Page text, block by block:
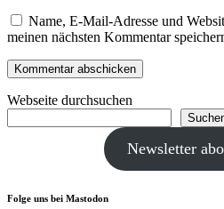
Name, E-Mail-Adresse und
meinen nächsten Kommentar
Webseite durchsuchen
Newsletter
Folge uns bei Mastodon